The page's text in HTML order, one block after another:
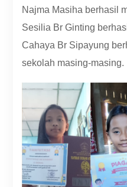
Najma Masiha berhasil
Sesilia Br Ginting
Cahaya Br Sipayung
sekolah masing-masing.